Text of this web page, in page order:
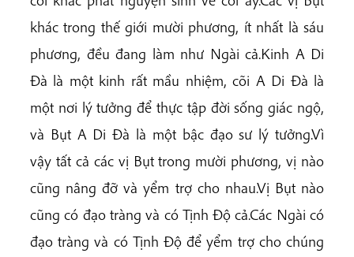
khác trong thế giới mười phương, ít nhất là sáu
phương, đều đang làm như Ngài cả.Kinh A Di
Đà là một kinh rất mầu nhiệm, cõi A Di Đà là
một nơi lý tưởng để thực tập đời sống giác ngộ,
và Bụt A Di Đà là một bậc đạo sư lý tưởng.Vì
vậy tất cả các vị Bụt trong mười phương, vị nào
cũng nâng đỡ và yểm trợ cho nhau.Vị Bụt nào
cũng có đạo tràng và có Tịnh Độ cả.Các Ngài có
đạo tràng và có Tịnh Độ để yểm trợ cho chúng